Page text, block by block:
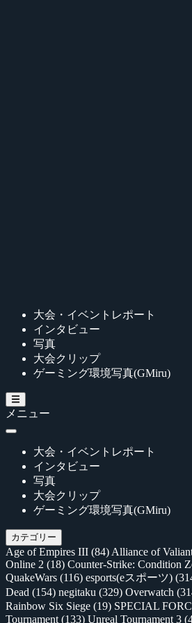
大会・イベントレポート
インタビュー
写真
大会クリップ
ゲーミング環境写真(GMiru)
メニュー
大会・イベントレポート
インタビュー
写真
大会クリップ
ゲーミング環境写真(GMiru)
カテゴリー
Age of Empires III (84) Alliance of
Online 2 (18) Counter-Strike: Condition
QuakeWars (116) esports(eスポーツ)
Dead (154) negitaku (329) Overwatch
Rainbow Six Siege (19) SPECIAL
Tournament (133) Unreal Tournament 3